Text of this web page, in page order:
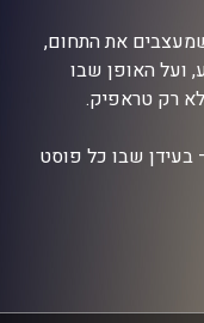
שמעצבים את התחום,
ועל האופן שבו
לא רק טראפיק.
שבו כל פוסט